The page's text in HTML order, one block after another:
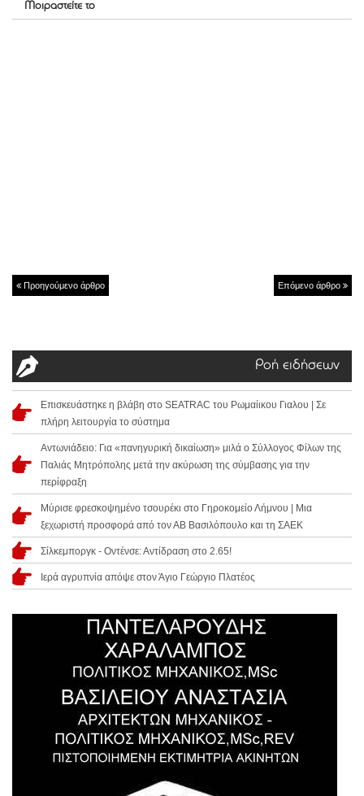
Μοιραστείτε το
Προηγούμενο άρθρο Επόμενο άρθρο
Ροή ειδήσεων
Επισκευάστηκε η βλάβη στο SEATRAC του Ρωμαίικου Γιαλου | Σε
πλήρη λειτουργία το σύστημα
Αντωνιάδειο: Για «πανηγυρική δικαίωση» μιλά ο Σύλλογος Φίλων της
Παλιάς Μητρόπολης μετά την ακύρωση της σύμβασης για την
περίφραξη
Μύρισε φρεσκοψημένο τσουρέκι στο Γηροκομείο Λήμνου | Μια
ξεχωριστή προσφορά από τον ΑΒ Βασιλόπουλο και τη ΣΑΕΚ
Σίλκεμποργκ - Οντένσε: Αντίδραση στο 2.65!
Ιερά αγρυπνία απόψε στον Άγιο Γεώργιο Πλατέος